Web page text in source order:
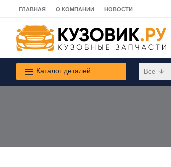
ГЛАВНАЯ О КОМПАНИИ НОВОСТИ
Каталог деталей Все